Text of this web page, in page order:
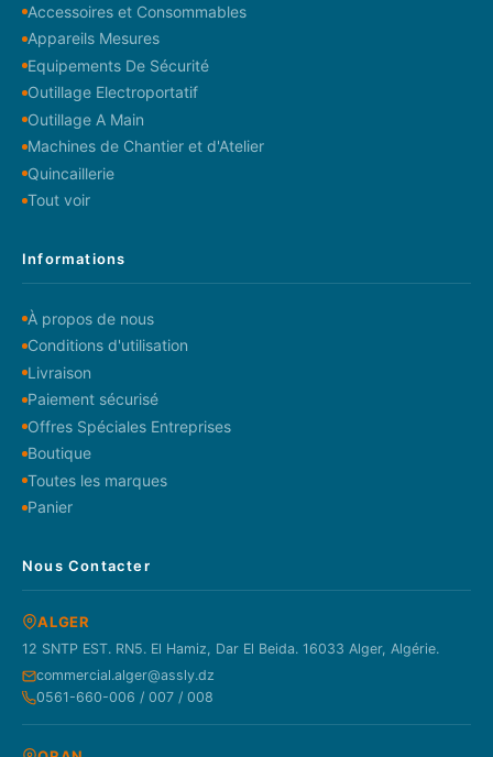
Accessoires et Consommables
Appareils Mesures
Equipements De Sécurité
Outillage Electroportatif
Outillage A Main
Machines de Chantier et d'Atelier
Quincaillerie
Tout voir
Informations
À propos de nous
Conditions d'utilisation
Livraison
Paiement sécurisé
Offres Spéciales Entreprises
Boutique
Toutes les marques
Panier
Nous Contacter
ALGER
12 SNTP EST. RN5. El Hamiz, Dar El Beida. 16033 Alger, Algérie.
commercial.alger@assly.dz
0561-660-006 / 007 / 008